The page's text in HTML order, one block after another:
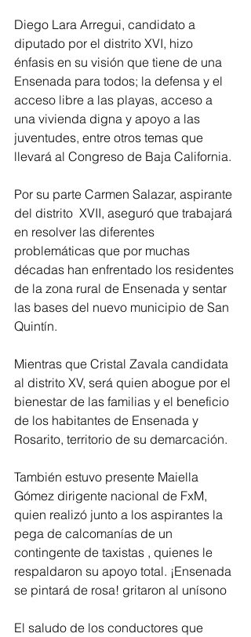
Diego Lara Arregui, candidato a
diputado por el distrito XVI, hizo
énfasis en su visión que tiene de una
Ensenada para todos; la defensa y el
acceso libre a las playas, acceso a
una vivienda digna y apoyo a las
juventudes, entre otros temas que
llevará al Congreso de Baja California.
Por su parte Carmen Salazar, aspirante
del distrito  XVII, aseguró que trabajará
en resolver las diferentes
problemáticas que por muchas
décadas han enfrentado los residentes
de la zona rural de Ensenada y sentar
las bases del nuevo municipio de San
Quintín.
Mientras que Cristal Zavala candidata
al distrito XV, será quien abogue por el
bienestar de las familias y el beneficio
de los habitantes de Ensenada y
Rosarito, territorio de su demarcación.
También estuvo presente Maiella
Gómez dirigente nacional de FxM,
quien realizó junto a los aspirantes la
pega de calcomanías de un
contingente de taxistas , quienes le
respaldaron su apoyo total. ¡Ensenada
se pintará de rosa! gritaron al unísono
El saludo de los conductores que